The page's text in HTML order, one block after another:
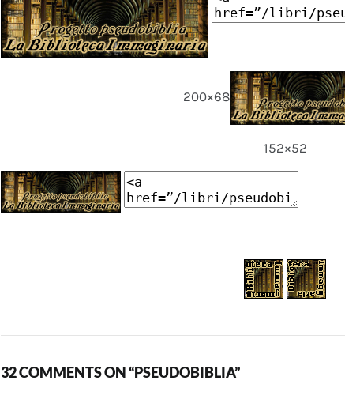
200×68
152×52
32 COMMENTS ON “PSEUDOBIBLIA”